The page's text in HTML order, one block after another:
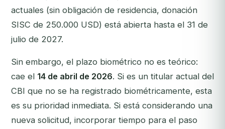
actuales (sin obligación de residencia, donación
SISC de 250.000 USD) está abierta hasta el 31 de
julio de 2027.
Sin embargo, el plazo biométrico no es teórico:
cae el 14 de abril de 2026. Si es un titular actual del
CBI que no se ha registrado biométricamente, esta
es su prioridad inmediata. Si está considerando una
nueva solicitud, incorporar tiempo para el paso